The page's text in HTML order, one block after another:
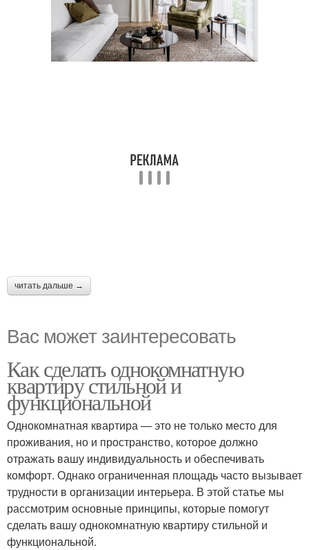
читать дальше →
Вас может заинтересовать
Как сделать однокомнатную
квартиру стильной и
функциональной
Однокомнатная квартира — это не только место для
проживания, но и пространство, которое должно
отражать вашу индивидуальность и обеспечивать
комфорт. Однако ограниченная площадь часто вызывает
трудности в организации интерьера. В этой статье мы
рассмотрим основные принципы, которые помогут
сделать вашу однокомнатную квартиру стильной и
функциональной.